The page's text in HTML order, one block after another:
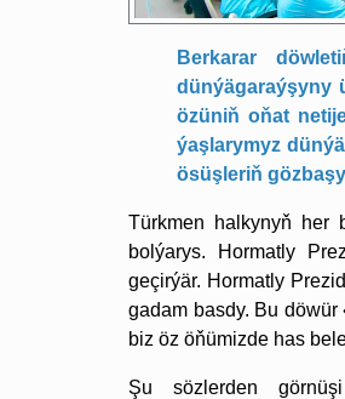
Berkarar
dünýägaraýşyny
özüniň oňat
ýaşlarymyz
ösüşleriň
Türkmen halkynyň her
bolýarys. Hormatly
geçirýär. Hormatly
gadam basdy. Bu
biz öz öňümizde has
Şu sözlerden